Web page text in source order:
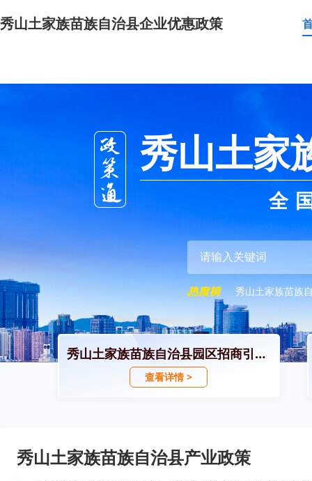
秀山土家族苗族自治县企业优惠政策
秀山土家
全
秀山土家族苗族
秀山土家族苗族自治县园区招商引资政策
查看详情 >
秀山土家族苗族自治县产业政策